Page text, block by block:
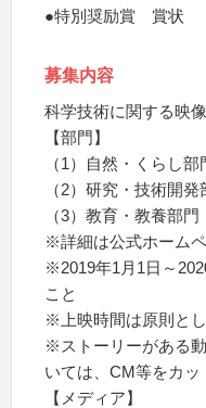
●特別奨励賞 賞状
募集内容
科学技術に関する映像
【部門】
（1）自然・くらし部
（2）研究・技術開発
（3）教育・教養部門
※詳細は公式ホーム
※2019年1月1日～
こと
※上映時間は原則と
※ストーリーがある
いては、CM等をカッ
【メディア】